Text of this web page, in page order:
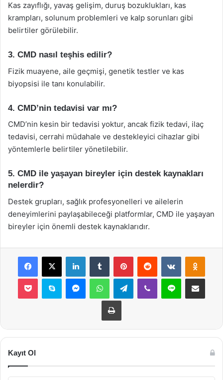
Kas zayıflığı, yavaş gelişim, duruş bozuklukları, kas
krampları, solunum problemleri ve kalp sorunları gibi
belirtiler görülebilir.
3. CMD nasıl teşhis edilir?
Fizik muayene, aile geçmişi, genetik testler ve kas
biyopsisi ile tanı konulabilir.
4. CMD’nin tedavisi var mı?
CMD’nin kesin bir tedavisi yoktur, ancak fizik tedavi, ilaç
tedavisi, cerrahi müdahale ve destekleyici cihazlar gibi
yöntemlerle belirtiler yönetilebilir.
5. CMD ile yaşayan bireyler için destek kaynakları
nelerdir?
Destek grupları, sağlık profesyonelleri ve ailelerin
deneyimlerini paylaşabileceği platformlar, CMD ile yaşayan
bireyler için önemli destek kaynaklarıdır.
Facebook
X LinkedInTumblr PinterestReddit VKontakte
Pocket Skype MessengerWhatsAppTelegramViber Line E-Posta ile
Yazdır
Kayıt Ol